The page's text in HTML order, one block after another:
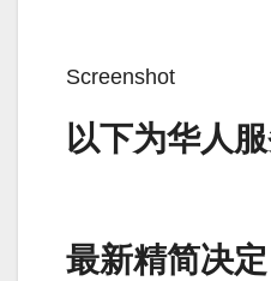
Screenshot
以下为华人
最新精简决定